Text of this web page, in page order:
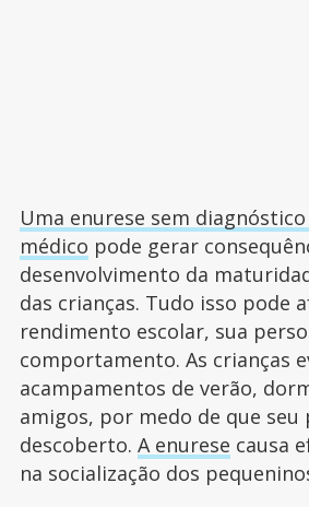
Uma enurese sem
médico pode gerar
desenvolvimento da
das crianças. Tudo isso pode
rendimento escolar, sua
comportamento. As crianças
acampamentos de verão,
amigos, por medo de que seu
descoberto. A enurese causa
na socialização dos